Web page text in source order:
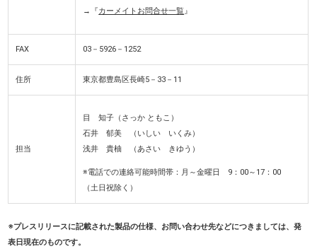
→『カーメイトお問合せ一覧』
FAX 03－5926－1252
住所 東京都豊島区長崎5－33－11
担当
目 知子（さっか ともこ）
石井 郁美 （いしい いくみ）
浅井 貴柚 （あさい きゆう）
※電話での連絡可能時間帯：月～金曜日 9：00～17：00
（土日祝除く）
※プレスリリースに記載された製品の仕様、お問い合わせ先などにつきましては、発
表日現在のものです。